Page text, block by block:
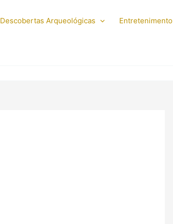
Descobertas Arqueológicas Entretenimento